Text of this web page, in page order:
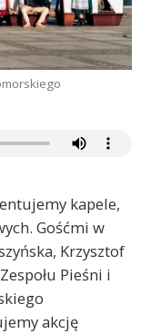
kapele,
Gośćmi w
Krzysztof
Pieśni i
akcję